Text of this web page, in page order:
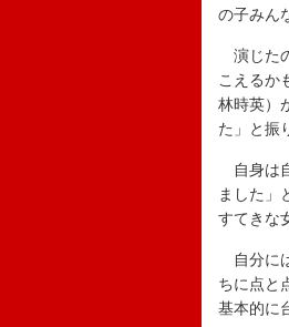
の子みん
演じた
こえるか
林時英）
た」と振
自身は
ました」
すてきな
自分に
ちに点と
基本的に